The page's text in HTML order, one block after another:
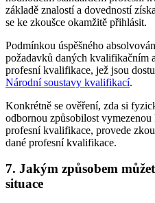
základě znalostí a dovedností
se ke zkoušce okamžitě přihlásit.
Podmínkou úspěšného
požadavků daných kvalifikačním
profesní kvalifikace, jež jsou
Národní soustavy kvalifikací.
Konkrétně se ověření, zda si
odbornou způsobilost
profesní kvalifikace, provede
dané profesní kvalifikace.
7. Jakým způsobem
situace